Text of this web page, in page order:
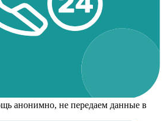
анонимно, не передаем данные в